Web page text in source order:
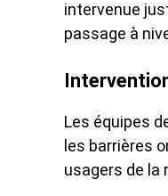
intervenue
passage à
Les équipes
les barrières
usagers de la